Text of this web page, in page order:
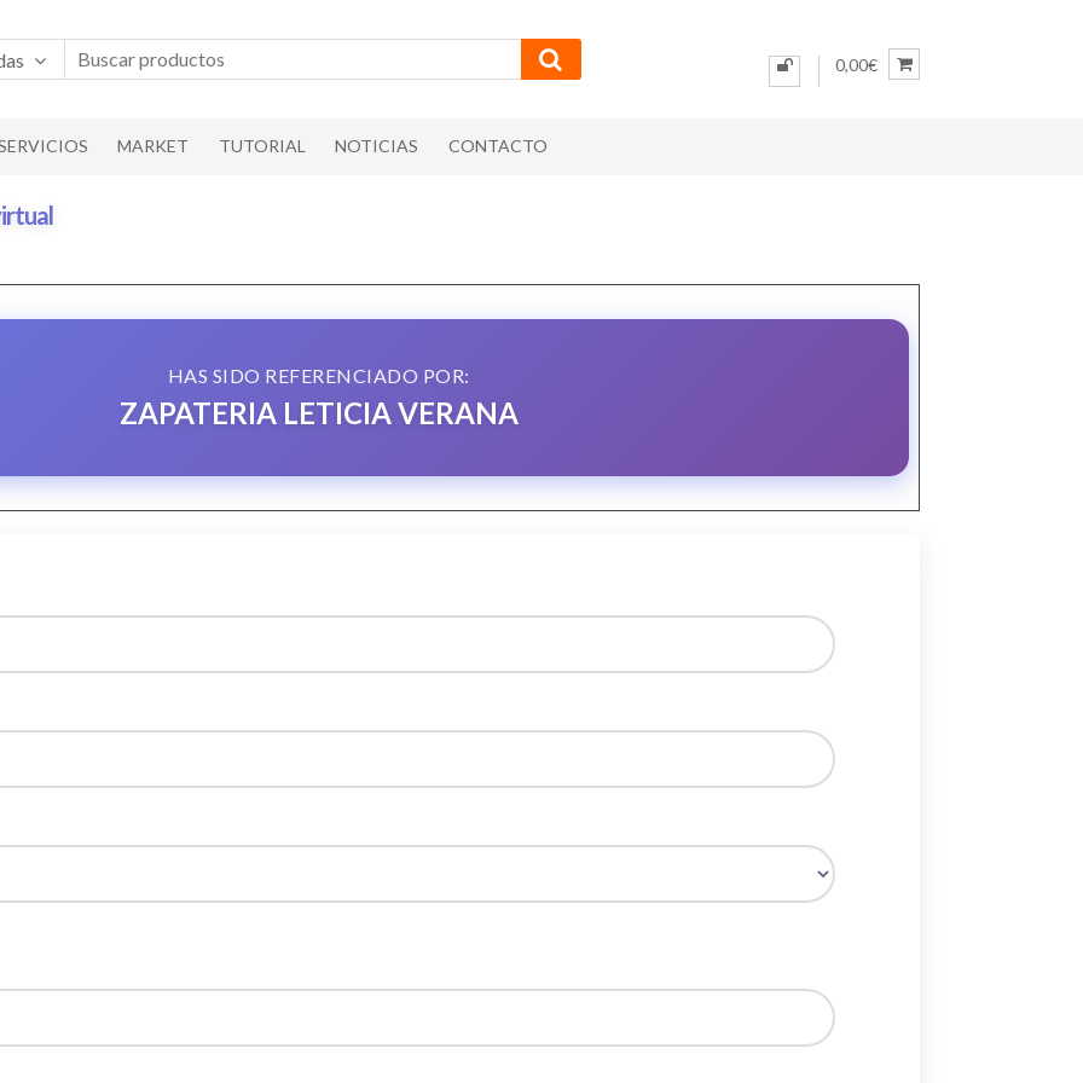
0,00€
MARKET TUTORIAL NOTICIAS CONTACTO
HAS SIDO REFERENCIADO POR:
ZAPATERIA LETICIA VERANA